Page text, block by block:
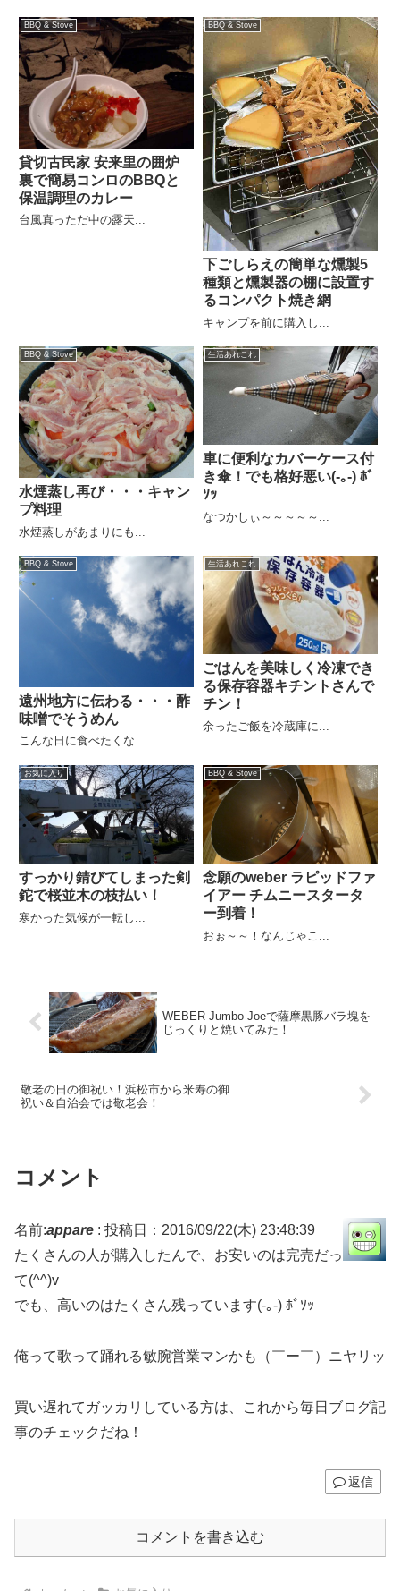
BBQ & Stove
貸切古民家 安来里の囲炉
裏で簡易コンロのBBQと
保温調理のカレー
台風真っただ中の露天...
BBQ & Stove
下ごしらえの簡単な燻製5
種類と燻製器の棚に設置す
るコンパクト焼き網
キャンプを前に購入し...
BBQ & Stove
水煙蒸し再び・・・キャン
プ料理
水煙蒸しがあまりにも...
生活あれこれ
車に便利なカバーケース付
き傘！でも格好悪い(-｡-) ﾎﾞ
ｿｯ
なつかしぃ～～～～～...
BBQ & Stove
遠州地方に伝わる・・・酢
味噌でそうめん
こんな日に食べたくな...
生活あれこれ
ごはんを美味しく冷凍でき
る保存容器キチントさんで
チン！
余ったご飯を冷蔵庫に...
お気に入り
すっかり錆びてしまった剣
鉈で桜並木の枝払い！
寒かった気候が一転し...
BBQ & Stove
念願のweber ラピッドファ
イアー チムニースタータ
ー到着！
おぉ～～！なんじゃこ...
WEBER Jumbo Joeで薩摩黒豚バラ塊を
じっくりと焼いてみた！
敬老の日の御祝い！浜松市から米寿の御
祝い＆自治会では敬老会！
コメント
名前:appare : 投稿日：2016/09/22(木) 23:48:39
たくさんの人が購入したんで、お安いのは完売だっ
て(^^)v
でも、高いのはたくさん残っています(-｡-) ﾎﾞｿｯ
俺って歌って踊れる敏腕営業マンかも（￣ー￣）ニヤリッ
買い遅れてガッカリしている方は、これから毎日ブログ記
事のチェックだね！
返信
コメントを書き込む